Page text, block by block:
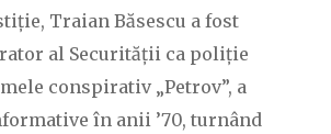
Traian Băsescu a fost
al Securității ca poliție
conspirativ „Petrov”, a
în anii ’70, turnând